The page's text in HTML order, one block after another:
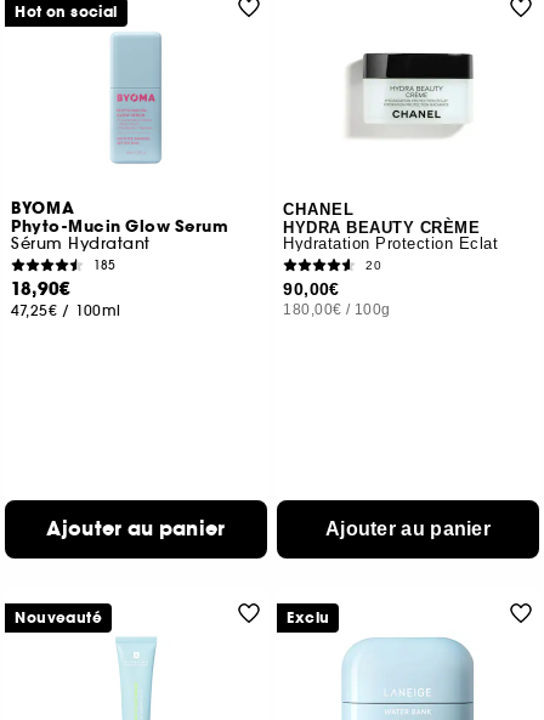
BYOMA
Phyto-Mucin Glow Serum
Sérum Hydratant
185
18,90€
47,25€ / 100ml
Ajouter au panier
Hot on social
CHANEL
HYDRA BEAUTY CRÈME
Hydratation Protection Éclat
20
90,00€
180,00€ / 100g
Ajouter au panier
Nouveauté Exclu